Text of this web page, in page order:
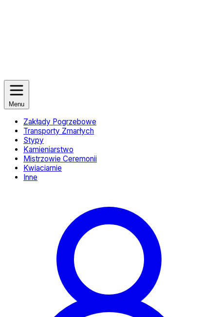
Menu
Zakłady Pogrzebowe
Transporty Zmarłych
Stypy
Kamieniarstwo
Mistrzowie Ceremonii
Kwiaciarnie
Inne